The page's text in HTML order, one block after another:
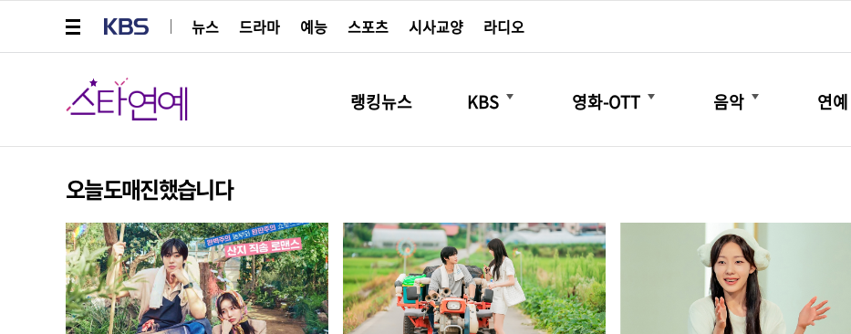
뉴스
드라마 예능 스포츠 시사교양 라디오
스타연예
랭킹뉴스 KBS
더보기
영화-OTT
더보기
음악
더보기
연예
더보기
오늘도매진했습니다